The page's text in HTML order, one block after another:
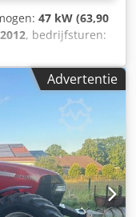
47 kW (63,90
2012, bedrijfsturen:
= - Bediening met
= CASE 121E
CASE 121E
verkeert in
De
in goede
en is direct
* Slechts 1.060
staat * Direct
contact met ons op
Advertentie